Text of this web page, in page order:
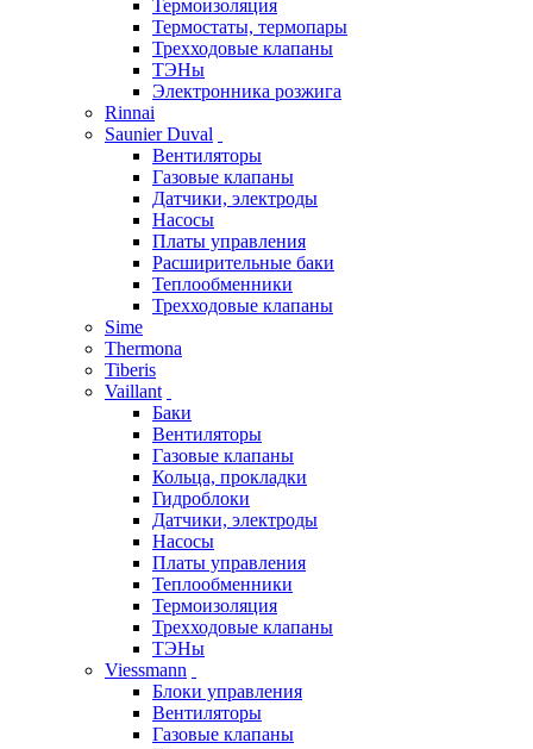
Термоизоляция
Термостаты, термопары
Трехходовые клапаны
ТЭНы
Электронника розжига
Rinnai
Saunier Duval
Вентиляторы
Газовые клапаны
Датчики, электроды
Насосы
Платы управления
Расширительные баки
Теплообменники
Трехходовые клапаны
Sime
Thermona
Tiberis
Vaillant
Баки
Вентиляторы
Газовые клапаны
Кольца, прокладки
Гидроблоки
Датчики, электроды
Насосы
Платы управления
Теплообменники
Термоизоляция
Трехходовые клапаны
ТЭНы
Viessmann
Блоки управления
Вентиляторы
Газовые клапаны